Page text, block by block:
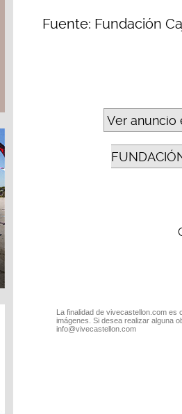
Fuente: Fundación
Ver anuncio
La finalidad de vivecastellon.com
imágenes. Si desea realizar alguna
info@vivecastellon.com